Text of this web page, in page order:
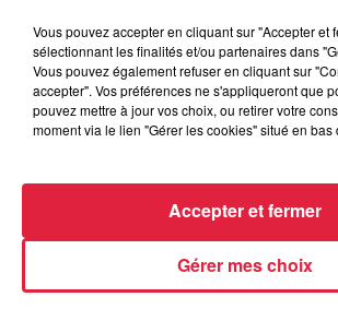
Dans la même série
Thierry du
Fanny nous
Festimania !
Vous pouvez accepter en cliquant sur "Accepter et
sélectionnant les finalités et/ou partenaires dans
Vous pouvez également refuser en cliquant sur
accepter". Vos préférences ne s'appliqueront que
pouvez mettre à jour vos choix, ou retirer votre
moment via le lien "Gérer les cookies" situé en bas
Gérer mes choix
Accepter et fermer